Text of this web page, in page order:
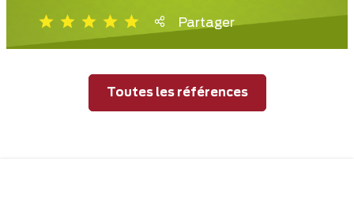
Partager
Toutes les références